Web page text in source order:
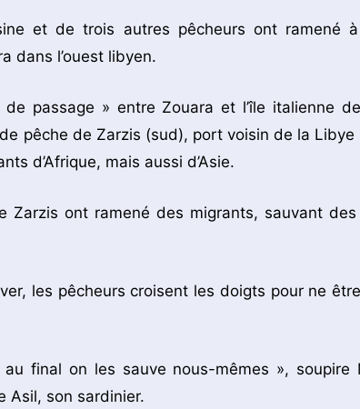
et de trois autres pêcheurs ont ramené
dans l’ouest libyen.
passage » entre Zouara et l’île italienne
pêche de Zarzis (sud), port voisin de la Libye
d’Afrique, mais aussi d’Asie.
ont ramené des migrants, sauvant
les pêcheurs croisent les doigts pour ne
final on les sauve nous-mêmes », soupire
Asil, son sardinier.